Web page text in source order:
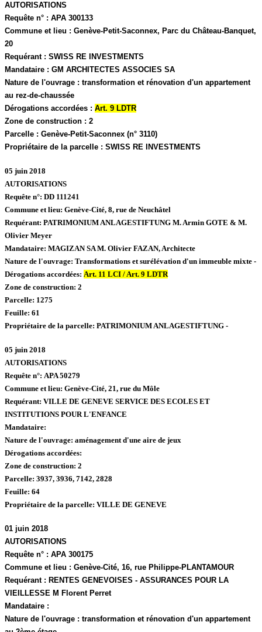
AUTORISATIONS
Requête n° : APA 300133
Commune et lieu : Genève-Petit-Saconnex, Parc du Château-Banquet,
20
Requérant : SWISS RE INVESTMENTS
Mandataire : GM ARCHITECTES ASSOCIES SA
Nature de l'ouvrage : transformation et rénovation d'un appartement
au rez-de-chaussée
Dérogations accordées : Art. 9 LDTR
Zone de construction : 2
Parcelle : Genève-Petit-Saconnex (n° 3110)
Propriétaire de la parcelle : SWISS RE INVESTMENTS
05 juin 2018
AUTORISATIONS
Requête n°: DD 111241
Commune et lieu: Genève-Cité, 8, rue de Neuchâtel
Requérant: PATRIMONIUM ANLAGESTIFTUNG M. Armin GOTE & M.
Olivier Meyer
Mandataire: MAGIZAN SA M. Olivier FAZAN, Architecte
Nature de l'ouvrage: Transformations et surélévation d'un immeuble mixte -
Dérogations accordées: Art. 11 LCI / Art. 9 LDTR
Zone de construction: 2
Parcelle: 1275
Feuille: 61
Propriétaire de la parcelle: PATRIMONIUM ANLAGESTIFTUNG -
05 juin 2018
AUTORISATIONS
Requête n°: APA 50279
Commune et lieu: Genève-Cité, 21, rue du Môle
Requérant: VILLE DE GENEVE SERVICE DES ECOLES ET
INSTITUTIONS POUR L'ENFANCE
Mandataire:
Nature de l'ouvrage: aménagement d'une aire de jeux
Dérogations accordées:
Zone de construction: 2
Parcelle: 3937, 3936, 7142, 2828
Feuille: 64
Propriétaire de la parcelle: VILLE DE GENEVE
01 juin 2018
AUTORISATIONS
Requête n° : APA 300175
Commune et lieu : Genève-Cité, 16, rue Philippe-PLANTAMOUR
Requérant : RENTES GENEVOISES - ASSURANCES POUR LA
VIEILLESSE M Florent Perret
Mandataire :
Nature de l'ouvrage : transformation et rénovation d'un appartement